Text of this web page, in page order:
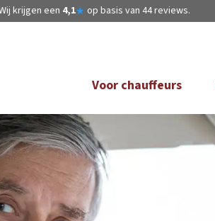
krijgen een 4,1★ op basis van 44reviews.
Voor chauffeurs